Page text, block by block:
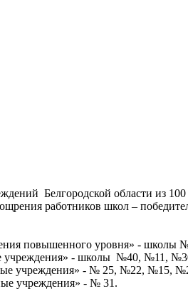
Белгородской области из
работников школ –
повышенного уровня» -
учреждения» - школы №40, №11,
учреждения» - № 25, №22, №15,
учреждения» - № 31.